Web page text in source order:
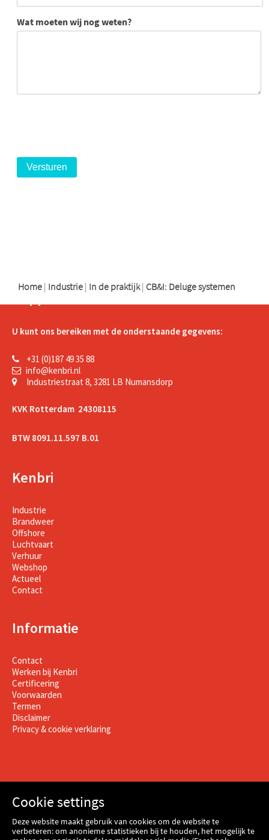
Wat moeten wij nog weten?
Home | Industrie | In de praktijk | CB&I: Deluge systemen
Support
U kunt ons bereiken met de onderstaande gegevens:
+31 (0)187 49 35 88
info@kenbri.nl
Industriestraat 8, 3281 LB Numansdorp
KVK Rotterdam 24308115
BTW 8091.11.597 B.01
Kenbri
Industrie
Brandweer
Offshore
Luchtvaart
Verhuur
Webshop
Actueel
Contact
Informatie
Contact
Werken bij Kenbri
Certificering
Voorwaarden
Termen
Disclaimer
Privacy & cookie verklaring
Cookie settings
Deze website maakt gebruik van cookies om de website te
verbeteren: om anonieme statistieken bij te houden, het mogelijk te